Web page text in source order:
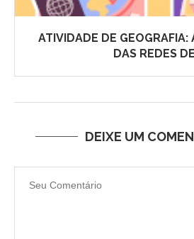
ATIVIDADE DE GEOGRAFIA:
DAS REDES
DEIXE UM